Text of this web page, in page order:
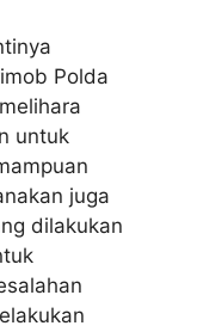
Polda
untuk
juga
dilakukan